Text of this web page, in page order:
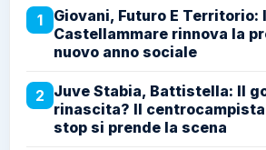
1
Giovani, Futuro E Territorio:
Castellammare rinnova la
nuovo anno sociale
2 Juve Stabia, Battistella: Il
rinascita? Il
stop si prende la scena